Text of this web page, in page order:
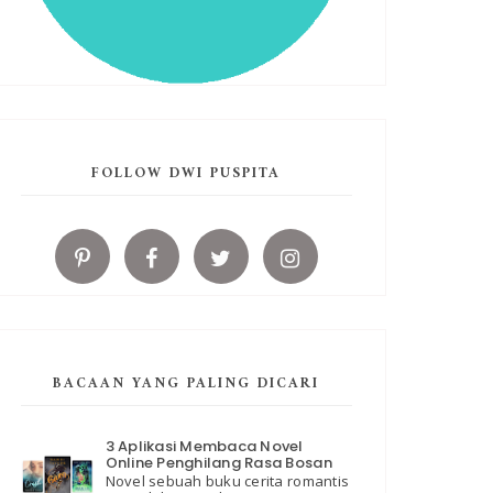
FOLLOW DWI PUSPITA
BACAAN YANG PALING DICARI
3 Aplikasi Membaca Novel
Online Penghilang Rasa Bosan
Novel sebuah buku cerita romantis